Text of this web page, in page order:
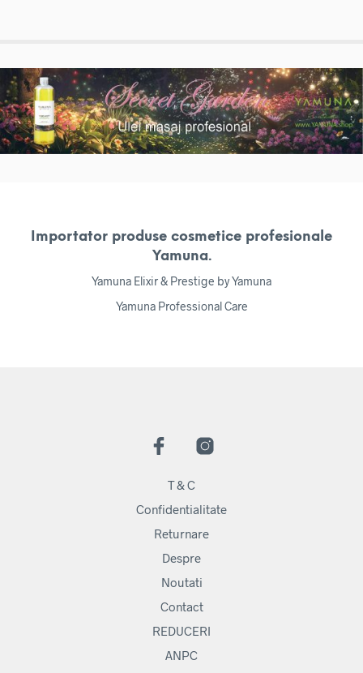
Importator produse cosmetice profesionale
Yamuna.
Yamuna Elixir & Prestige by Yamuna
Yamuna Professional Care
T & C
Confidentialitate
Returnare
Despre
Noutati
Contact
REDUCERI
ANPC